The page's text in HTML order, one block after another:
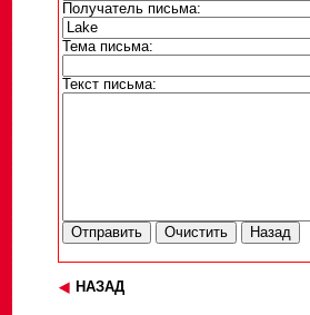
Получатель письма:
Тема письма:
Текст письма:
НАЗАД